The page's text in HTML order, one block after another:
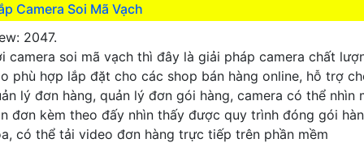
Camera Soi Mã Vạch
2047.
camera soi mã vạch thì đây là giải pháp camera chất
phù hợp lắp đặt cho các shop bán hàng online, hỗ trợ
lý đơn hàng, quản lý đơn gói hàng, camera có thể nhìn
đơn kèm theo đấy nhìn thấy được quy trình đóng gói
có thể tải video đơn hàng trực tiếp trên phần mềm